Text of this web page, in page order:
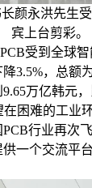
颜永洪先生
宾上台剪彩。
受到全球
3.5%，总额
万亿韩元
在困难的工业
行业再次
一个交流平